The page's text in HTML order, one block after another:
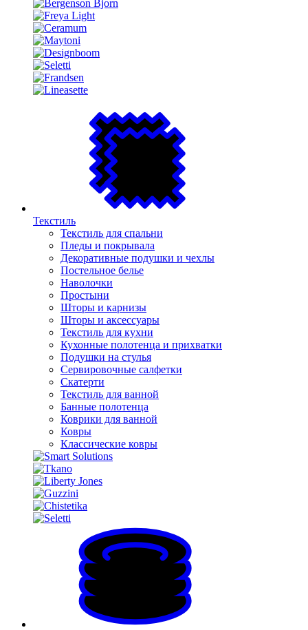
Текстиль
Текстиль для спальни
Пледы и покрывала
Декоративные подушки и чехлы
Постельное белье
Наволочки
Простыни
Шторы и карнизы
Шторы и аксессуары
Текстиль для кухни
Кухонные полотенца и прихватки
Подушки на стулья
Сервировочные салфетки
Скатерти
Текстиль для ванной
Банные полотенца
Коврики для ванной
Ковры
Классические ковры